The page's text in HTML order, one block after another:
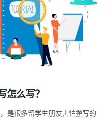
么写？
是很多留学生朋友害怕撰写的